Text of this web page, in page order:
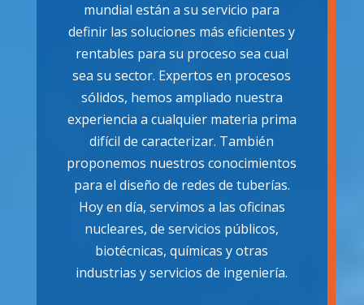
mundial están a su servicio para
definir las soluciones más eficientes y
rentables para su proceso sea cual
sea su sector. Expertos en procesos
sólidos, hemos ampliado nuestra
experiencia a cualquier materia prima
difícil de caracterizar. También
proponemos nuestros conocimientos
para el diseño de redes de tuberías.
Hoy en día, servimos a las oficinas
nucleares, de servicios públicos,
biotécnicas, químicas y otras
industrias y servicios de ingeniería.